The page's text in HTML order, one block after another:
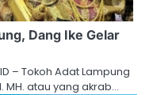
Dang Ike Gelar
– Tokoh Adat Lampung
MH. atau yang akrab…